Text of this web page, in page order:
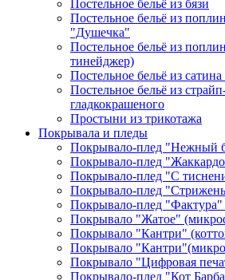
Постельное бельё из бязи
Постельное бельё из
"Душечка"
Постельное бельё из
тинейджер)
Постельное бельё из
Постельное бельё из
гладкокрашеного
Простыни из трикотажа
Покрывала и пледы
Покрывало-плед "Нежный
Покрывало-плед
Покрывало-плед "С
Покрывало-плед
Покрывало-плед
Покрывало "Жатое"
Покрывало "Кантри"
Покрывало
Покрывало "Цифровая
Покрывало-плед "Кот